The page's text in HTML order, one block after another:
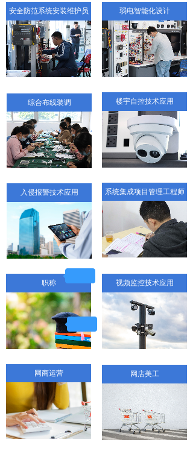
网店美工
视频监控技术应用
网商运营
职称
安全防范系统安装维护员
综合布线装调
系统集成项目管理工程师
楼宇自控技术应用
弱电智能化设计
入侵报警技术应用